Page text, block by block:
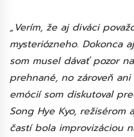
„Verím, že aj diváci
mysteriózneho. Dokonca
som musel dávať pozor
prehnané, no zároveň ani
emócií som diskutoval
Song Hye Kyo, režisérom
častí bola improvizáciou